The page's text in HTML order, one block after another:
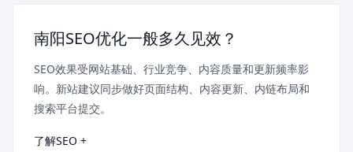
南阳SEO优化一般多久见效？
SEO效果受网站基础、行业竞争、内容质量和更新频率影
响。新站建议同步做好页面结构、内容更新、内链布局和
搜索平台提交。
了解SEO +